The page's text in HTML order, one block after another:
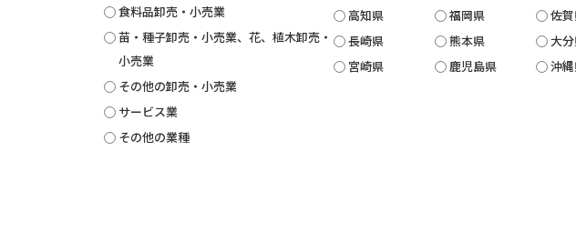
食料品卸売・小売業
苗・種子卸売・小売業、花、植木卸売・
小売業
その他の卸売・小売業
サービス業
その他の業種
高知県
福岡県
佐
長崎県
熊本県
大
宮崎県
鹿児島県 沖